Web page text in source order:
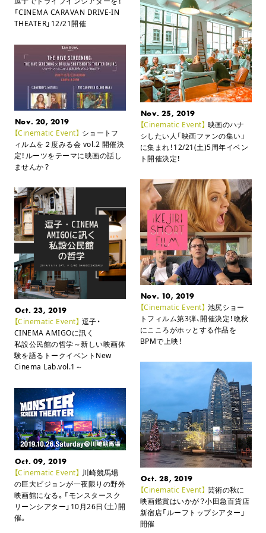
「CINEMA CARAVAN DRIVE-IN
THEATER」12/21開催
Nov. 25, 2019
【Cinematic Event】 映画のハナ
シしたい人「映画ファンの集い」
に集まれ！12/21(土)5周年イベン
ト開催決定！
Nov. 20, 2019
【Cinematic Event】 ショートフ
ィルムを２度みる会 vol.2 開催決
定！ ルーツをテーマに映画の話し
ませんか？
Nov. 10, 2019
【Cinematic Event】 池尻ショー
トフィルム第3弾、開催決定！晩秋
にこころがホッとする作品を
BPMで上映！
Oct. 23, 2019
【Cinematic Event】 逗子・
CINEMA AMIGOに訊く
私設公民館の哲学～新しい映画体
験を語るトークイベントNew
Cinema Lab.vol.1～
Oct. 28, 2019
【Cinematic Event】 芸術の秋に
映画鑑賞はいかが？小田急百貨店
新宿店「ルーフトップシアター」
開催
Oct. 09, 2019
【Cinematic Event】 川崎競馬場
の巨大ビジョンが一夜限りの野外
映画館になる。 「モンスタースク
リーンシアター」10月26日（土）開
催。